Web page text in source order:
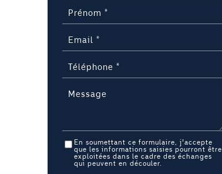
En soumettant ce formulaire, j'accepte
que les informations saisies pourront être
exploitées dans le cadre des échanges
qui peuvent en découler.